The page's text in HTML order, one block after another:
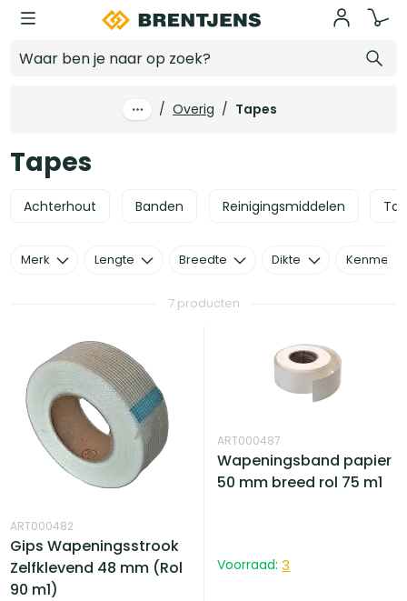
Ga naar hoofdinhoud
/ Overig / Tapes
Tapes
Achterhout Banden Reinigingsmiddelen
7 producten
ART000482
Gips Wapeningsstrook
Zelfklevend 48 mm (Rol
90 m1)
ART000487
Wapeningsband papier
50 mm breed rol 75 m1
Voorraad: 3
Merk Lengte Breedte Dikte